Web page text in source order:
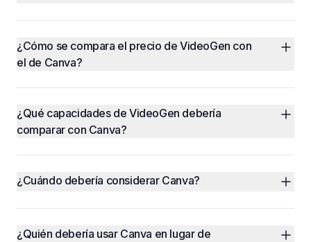
¿Cómo se compara el precio de VideoGen con
el de Canva?
¿Qué capacidades de VideoGen debería
comparar con Canva?
¿Cuándo debería considerar Canva?
¿Quién debería usar Canva en lugar de